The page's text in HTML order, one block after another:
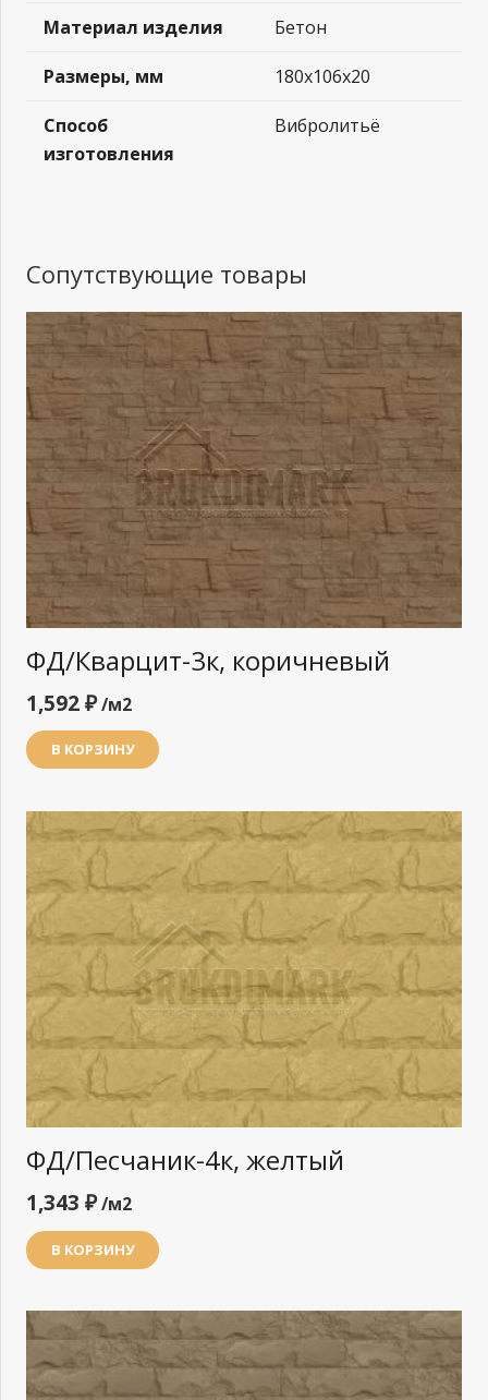
Материал изделия Бетон
Размеры, мм 180x106x20
Способ
изготовления
Вибролитьё
Сопутствующие товары
ФД/Кварцит-3к, коричневый
1,592₽/м2
В КОРЗИНУ
ФД/Песчаник-4к, желтый
1,343 ₽/м2
В КОРЗИНУ